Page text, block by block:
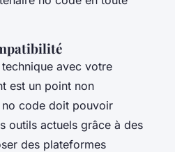
avec votre
est un point non
no code doit pouvoir
outils actuels grâce à des
des plateformes